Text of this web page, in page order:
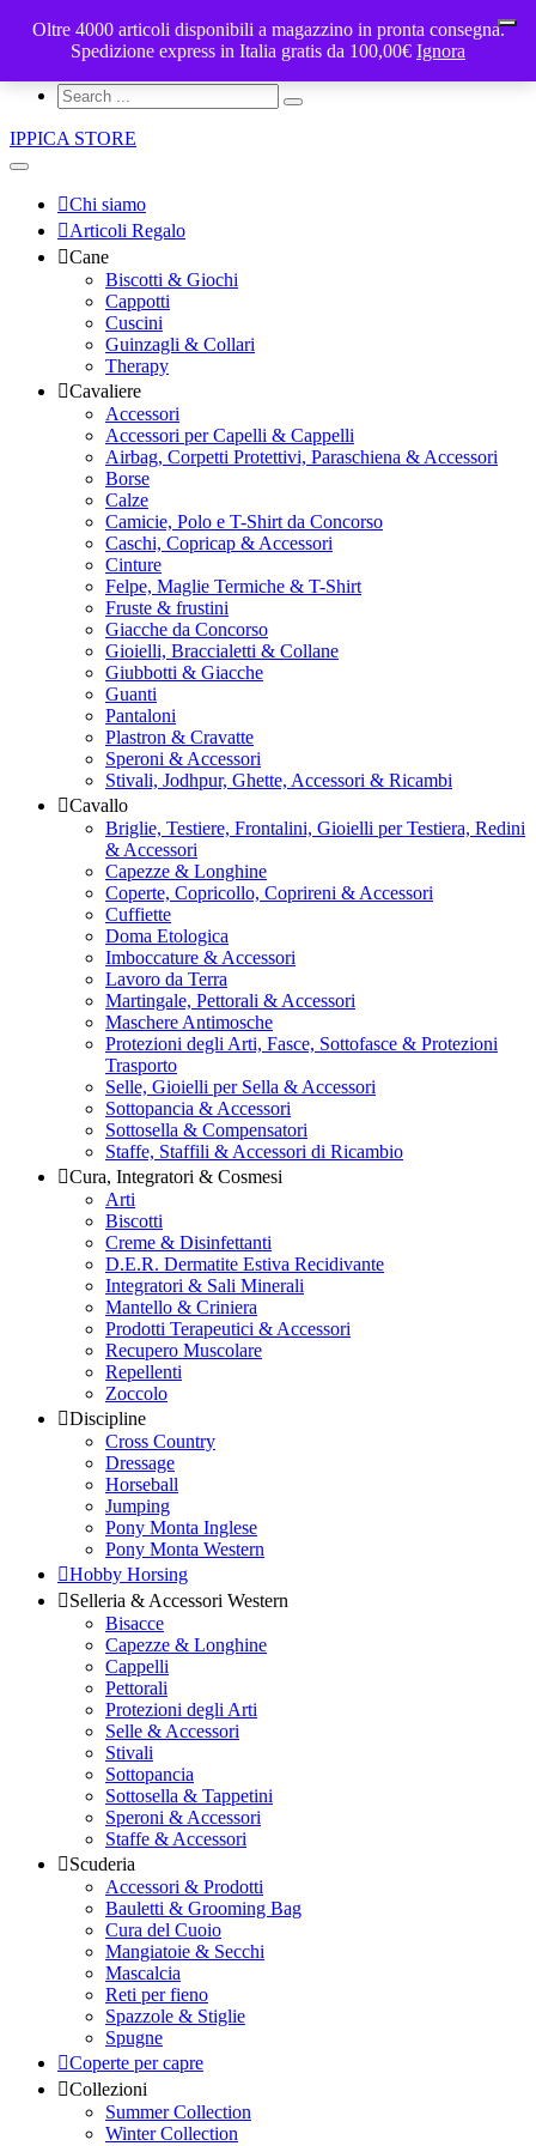
ippicastore@gmail.com
My Cart - €0
IPPICA STORE
Chi siamo
Articoli Regalo
Cane
Biscotti & Giochi
Cappotti
Cuscini
Guinzagli & Collari
Therapy
Cavaliere
Accessori
Accessori per Capelli & Cappelli
Airbag, Corpetti Protettivi, Paraschiena & Accessori
Borse
Calze
Camicie, Polo e T-Shirt da Concorso
Caschi, Copricap & Accessori
Cinture
Felpe, Maglie Termiche & T-Shirt
Fruste & frustini
Giacche da Concorso
Gioielli, Braccialetti & Collane
Giubbotti & Giacche
Guanti
Pantaloni
Plastron & Cravatte
Speroni & Accessori
Stivali, Jodhpur, Ghette, Accessori & Ricambi
Cavallo
Briglie, Testiere, Frontalini, Gioielli per Testiera, Redini
& Accessori
Capezze & Longhine
Coperte, Copricollo, Coprireni & Accessori
Cuffiette
Doma Etologica
Imboccature & Accessori
Lavoro da Terra
Martingale, Pettorali & Accessori
Maschere Antimosche
Protezioni degli Arti, Fasce, Sottofasce & Protezioni
Trasporto
Selle, Gioielli per Sella & Accessori
Sottopancia & Accessori
Sottosella & Compensatori
Staffe, Staffili & Accessori di Ricambio
Cura, Integratori & Cosmesi
Arti
Biscotti
Creme & Disinfettanti
D.E.R. Dermatite Estiva Recidivante
Integratori & Sali Minerali
Mantello & Criniera
Prodotti Terapeutici & Accessori
Recupero Muscolare
Repellenti
Zoccolo
Discipline
Cross Country
Dressage
Horseball
Jumping
Pony Monta Inglese
Pony Monta Western
Hobby Horsing
Selleria & Accessori Western
Bisacce
Capezze & Longhine
Cappelli
Pettorali
Protezioni degli Arti
Selle & Accessori
Stivali
Sottopancia
Sottosella & Tappetini
Speroni & Accessori
Staffe & Accessori
Scuderia
Accessori & Prodotti
Bauletti & Grooming Bag
Cura del Cuoio
Mangiatoie & Secchi
Mascalcia
Reti per fieno
Spazzole & Stiglie
Spugne
Coperte per capre
Collezioni
Summer Collection
Winter Collection
Oltre 4000 articoli disponibili a magazzino in pronta consegna.
Spedizione express in Italia gratis da 100,00€ Ignora